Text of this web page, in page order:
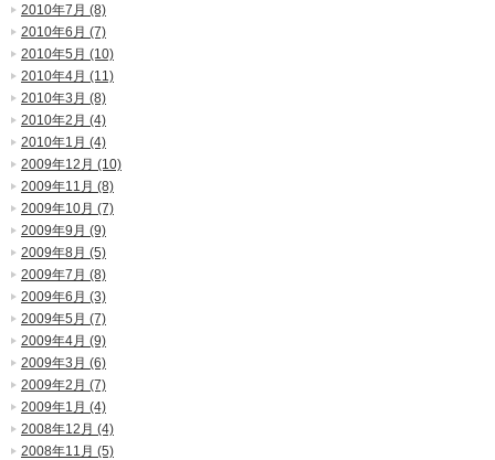
2010年7月 (8)
2010年6月 (7)
2010年5月 (10)
2010年4月 (11)
2010年3月 (8)
2010年2月 (4)
2010年1月 (4)
2009年12月 (10)
2009年11月 (8)
2009年10月 (7)
2009年9月 (9)
2009年8月 (5)
2009年7月 (8)
2009年6月 (3)
2009年5月 (7)
2009年4月 (9)
2009年3月 (6)
2009年2月 (7)
2009年1月 (4)
2008年12月 (4)
2008年11月 (5)